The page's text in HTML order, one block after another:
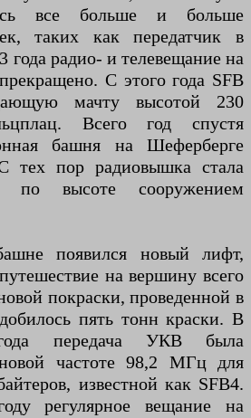
все больше и больше
таких как передатчик в
года радио- и телевещание на
С этого года SFB
мачту высотой 230
Всего год спустя
башня на Шеферберге
тех пор радиовышка стала
по высоте сооружением
появился новый лифт,
на вершину всего
покраски, проведенной в
пять тонн краски. В
передача УКВ была
частоте 98,2 МГц для
известной как SFB4.
регулярное вещание на